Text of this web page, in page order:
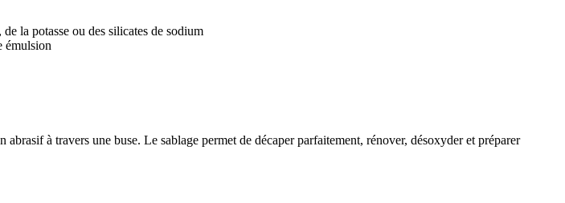
la potasse ou des silicates de sodium
émulsion
à travers une buse. Le sablage permet de décaper parfaitement, rénover, désoxyder et préparer